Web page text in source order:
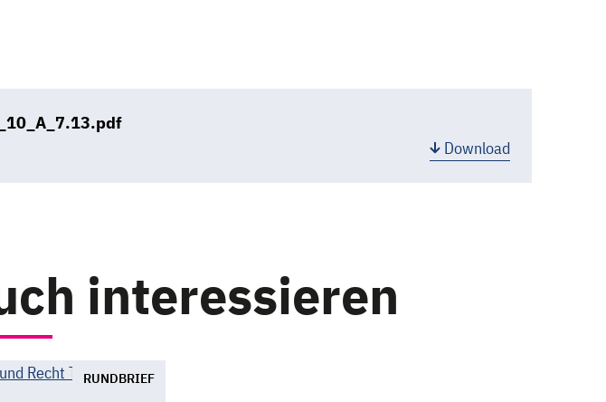
Download
interessieren
RUNDBRIEF